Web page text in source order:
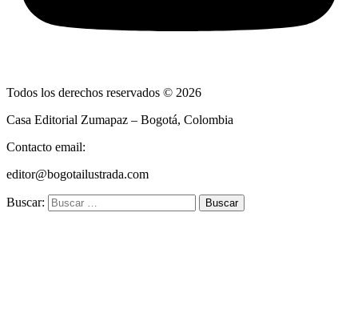
Todos los derechos reservados © 2026
Casa Editorial Zumapaz – Bogotá, Colombia
Contacto email:
editor@bogotailustrada.com
Buscar: